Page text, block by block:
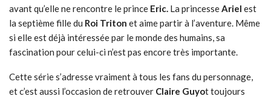
avant qu’elle ne rencontre le prince Eric. La princesseAriel est
la septième fille du Roi Triton et aime partir à l’aventure. Même
si elle est déjà intéressée par le monde des humains, sa
fascination pour celui-ci n’est pas encore très importante.
Cette série s’adresse vraiment à tous les fans du personnage,
et c’est aussi l’occasion de retrouver Claire Guyot toujours